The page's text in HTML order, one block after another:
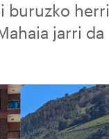
buruzko herri
jarri da